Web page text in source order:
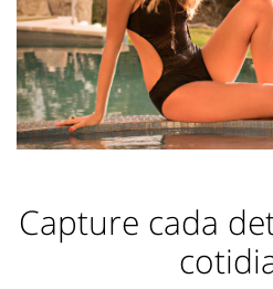
Capture cada